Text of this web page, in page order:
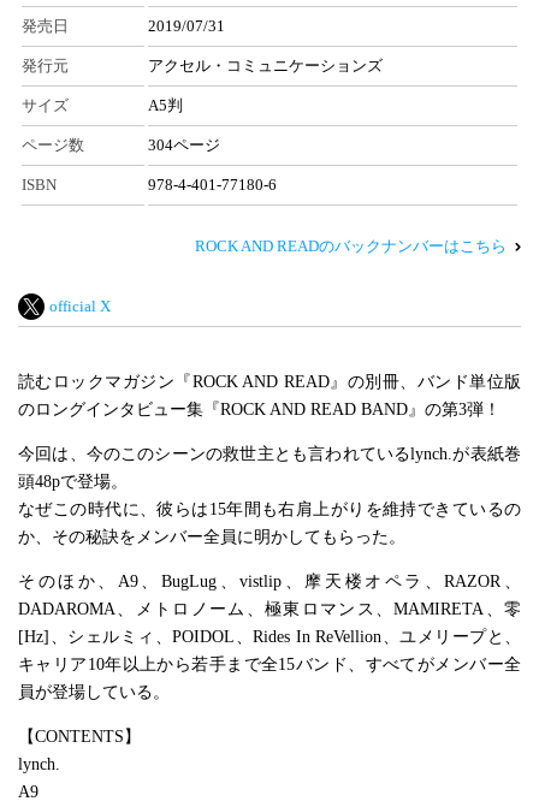
発売日 2019/07/31
発行元 アクセル・コミュニケーションズ
サイズ A5判
ページ数 304ページ
ISBN 978-4-401-77180-6
ROCK AND READのバックナンバーはこちら
official X
読むロックマガジン『ROCK AND READ』の別冊、バンド単位版
のロングインタビュー集『ROCK AND READ BAND』の第3弾！
今回は、今のこのシーンの救世主とも言われているlynch.が表紙巻
頭48pで登場。
なぜこの時代に、彼らは15年間も右肩上がりを維持できているの
か、その秘訣をメンバー全員に明かしてもらった。
そのほか、A9、BugLug、vistlip、摩天楼オペラ、RAZOR、
DADAROMA、メトロノーム、極東ロマンス、MAMIRETA、零
[Hz]、シェルミィ、POIDOL、Rides In ReVellion、ユメリープと、
キャリア10年以上から若手まで全15バンド、すべてがメンバー全
員が登場している。
【CONTENTS】
lynch.
A9